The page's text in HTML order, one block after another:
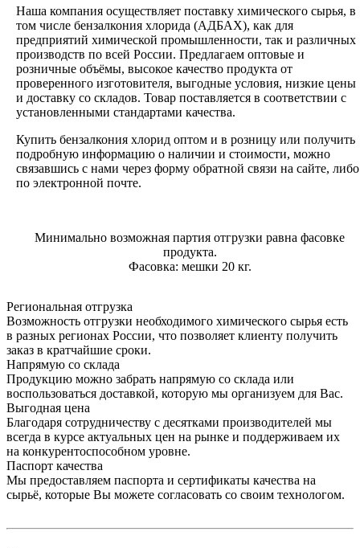
Наша компания осуществляет поставку химического сырья, в
том числе бензалкония хлорида (АДБАХ), как для
предприятий химической промышленности, так и различных
производств по всей России. Предлагаем оптовые и
розничные объёмы, высокое качество продукта от
проверенного изготовителя, выгодные условия, низкие цены
и доставку со складов. Товар поставляется в соответствии с
установленными стандартами качества.
Купить бензалкония хлорид оптом и в розницу или получить
подробную информацию о наличии и стоимости, можно
связавшись с нами через форму обратной связи на сайте, либо
по электронной почте.
Минимально возможная партия отгрузки равна фасовке
продукта.
Фасовка: мешки 20 кг.
Региональная отгрузка
Возможность отгрузки необходимого химического сырья есть
в разных регионах России, что позволяет клиенту получить
заказ в кратчайшие сроки.
Напрямую со склада
Продукцию можно забрать напрямую со склада или
воспользоваться доставкой, которую мы организуем для Вас.
Выгодная цена
Благодаря сотрудничеству с десятками производителей мы
всегда в курсе актуальных цен на рынке и поддерживаем их
на конкурентоспособном уровне.
Паспорт качества
Мы предоставляем паспорта и сертификаты качества на
сырьё, которые Вы можете согласовать со своим технологом.